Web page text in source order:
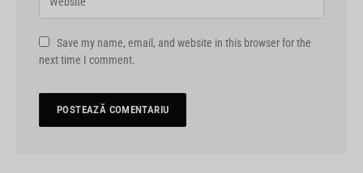
Save my name, email, and website in this browser for the
next time I comment.